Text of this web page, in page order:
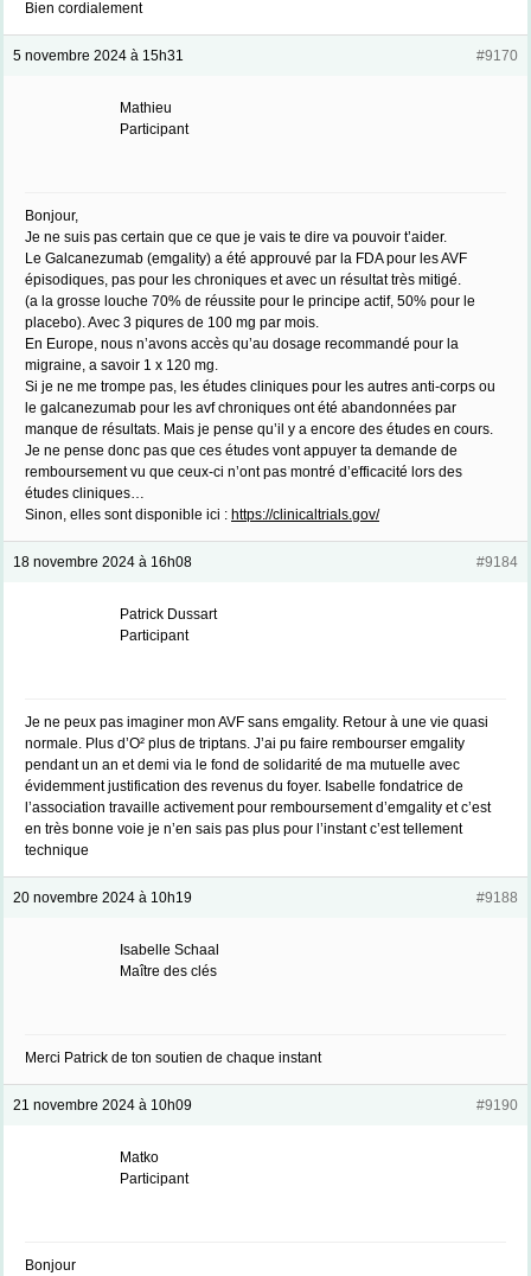
Bien cordialement
5 novembre 2024 à 15h31 #9170
Mathieu
Participant
Bonjour,
Je ne suis pas certain que ce que je vais te dire va pouvoir t’aider.
Le Galcanezumab (emgality) a été approuvé par la FDA pour les AVF
épisodiques, pas pour les chroniques et avec un résultat très mitigé.
(a la grosse louche 70% de réussite pour le principe actif, 50% pour le
placebo). Avec 3 piqures de 100 mg par mois.
En Europe, nous n’avons accès qu’au dosage recommandé pour la
migraine, a savoir 1 x 120 mg.
Si je ne me trompe pas, les études cliniques pour les autres anti-corps ou
le galcanezumab pour les avf chroniques ont été abandonnées par
manque de résultats. Mais je pense qu’il y a encore des études en cours.
Je ne pense donc pas que ces études vont appuyer ta demande de
remboursement vu que ceux-ci n’ont pas montré d’efficacité lors des
études cliniques…
Sinon, elles sont disponible ici : https://clinicaltrials.gov/
18 novembre 2024 à 16h08 #9184
Patrick Dussart
Participant
Je ne peux pas imaginer mon AVF sans emgality. Retour à une vie quasi
normale. Plus d’O² plus de triptans. J’ai pu faire rembourser emgality
pendant un an et demi via le fond de solidarité de ma mutuelle avec
évidemment justification des revenus du foyer. Isabelle fondatrice de
l’association travaille activement pour remboursement d’emgality et c’est
en très bonne voie je n’en sais pas plus pour l’instant c’est tellement
technique
20 novembre 2024 à 10h19 #9188
Isabelle Schaal
Maître des clés
Merci Patrick de ton soutien de chaque instant
21 novembre 2024 à 10h09 #9190
Matko
Participant
Bonjour